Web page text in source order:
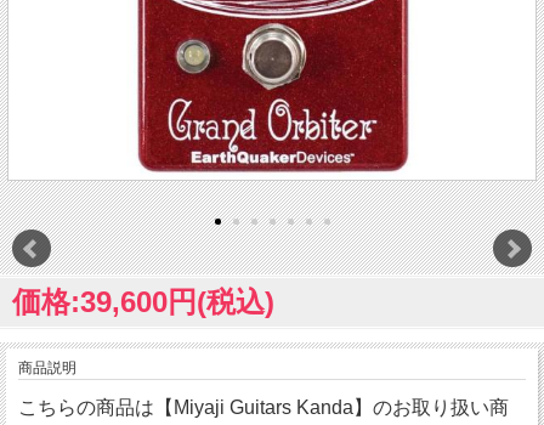
価格:39,600円(税込)
商品説明
こちらの商品は【Miyaji Guitars Kanda】のお取り扱い商